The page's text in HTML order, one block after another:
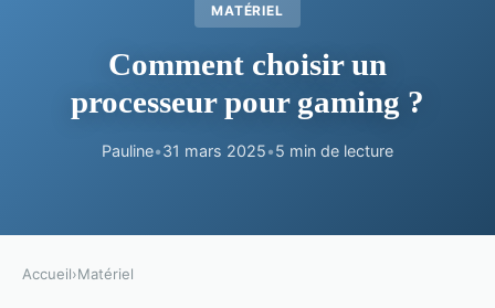
MATÉRIEL
Comment choisir un
processeur pour gaming ?
Pauline•31 mars 2025•5 min de lecture
Accueil›Matériel